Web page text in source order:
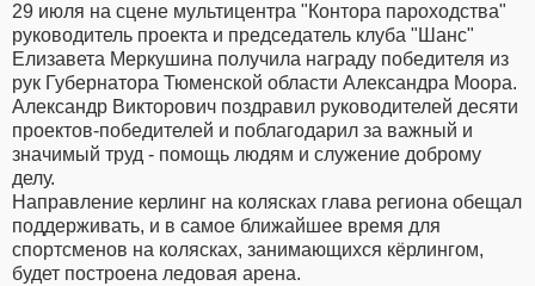
29 июля на сцене мультицентра "Контора пароходства"
руководитель проекта и председатель клуба "Шанс"
Елизавета Меркушина получила награду победителя из
рук Губернатора Тюменской области Александра Моора.
Александр Викторович поздравил руководителей десяти
проектов-победителей и поблагодарил за важный и
значимый труд - помощь людям и служение доброму
делу.
Направление керлинг на колясках глава региона обещал
поддерживать, и в самое ближайшее время для
спортсменов на колясках, занимающихся кёрлингом,
будет построена ледовая арена.